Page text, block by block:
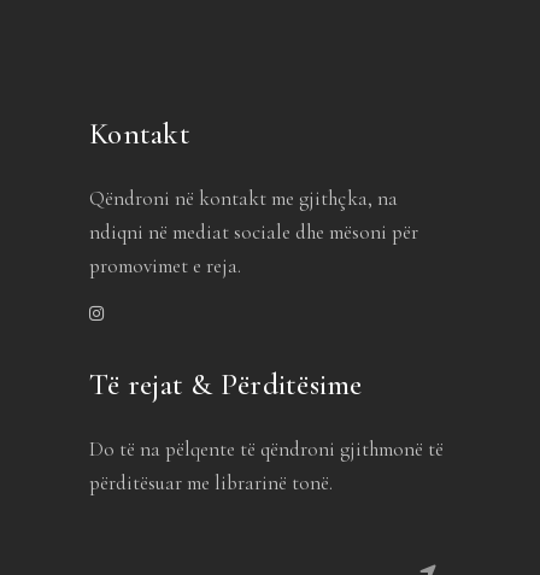
Kontakt
Qëndroni në kontakt me gjithçka, na
ndiqni në mediat sociale dhe mësoni për
promovimet e reja.
Të rejat & Përditësime
Do të na pëlqente të qëndroni gjithmonë të
përditësuar me librarinë tonë.